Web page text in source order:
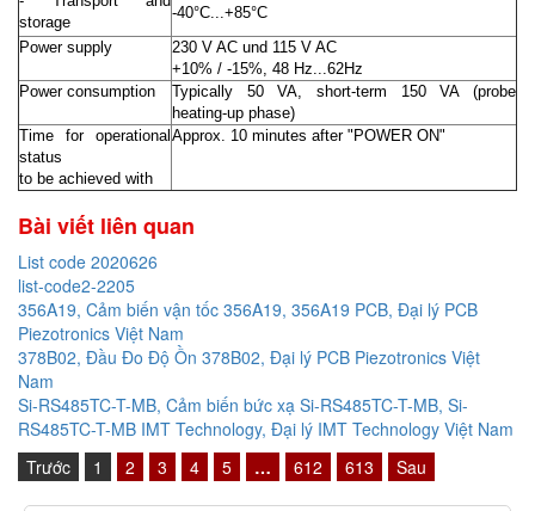
storage
-40°C...+85°C
Power supply
230 V AC und 115 V AC
+10% / -15%, 48 Hz...62Hz
Power consumption
Typically 50 VA, short-term 150 VA (probe
heating-up phase)
Time for operational
status
to be achieved with
Approx. 10 minutes after "POWER ON"
Bài viết liên quan
List code 2020626
list-code2-2205
356A19, Cảm biến vận tốc 356A19, 356A19 PCB, Đại lý PCB
Piezotronics Việt Nam
378B02, Đầu Đo Độ Ồn 378B02, Đại lý PCB Piezotronics Việt
Nam
Si-RS485TC-T-MB, Cảm biến bức xạ Si-RS485TC-T-MB, Si-
RS485TC-T-MB IMT Technology, Đại lý IMT Technology Việt Nam
Trước
1 2 3 4 5 … 612 613 Sau